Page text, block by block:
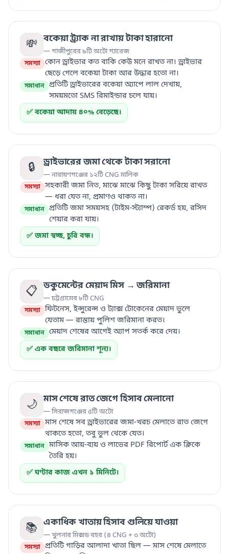
💸 বকেয়া ট্র্যাক না রাখায় টাকা হারানো
— গাজীপুরের ৯টি অটো গ্যারেজ
সমস্যা কোন ড্রাইভার কত বাকি কেউ মনে রাখত না। ড্রাইভার
ছেড়ে গেলে বকেয়া টাকা আর উদ্ধার হতো না।
সমাধান প্রতিটি ড্রাইভারের বকেয়া অ্যাপে লাল দেখায়,
সময়মতো SMS রিমাইন্ডার চলে যায়।
✅ বকেয়া আদায় ৪০% বেড়েছে।
🔒 ড্রাইভারের জমা থেকে টাকা সরানো
— নারায়ণগঞ্জের ১২টি CNG মালিক
সমস্যা সহকারী জমা নিত, মাঝে মাঝে কিছু টাকা সরিয়ে রাখত
— ধরা যেত না, প্রমাণও থাকত না।
সমাধান প্রতিটি জমা সময়সহ (টাইম-স্ট্যাম্প) রেকর্ড হয়, রসিদ
শেয়ার করা যায়।
✅ জমা স্বচ্ছ, চুরি বন্ধ।
📋 ডকুমেন্টের মেয়াদ মিস → জরিমানা
— চট্টগ্রামের ৮টি CNG
সমস্যা ফিটনেস, ইন্সুরেন্স ও ট্যাক্স টোকেনের মেয়াদ ভুলে
যেতাম — রাস্তায় পুলিশ জরিমানা করত।
সমাধান মেয়াদ শেষের আগেই অ্যাপ সতর্ক করে দেয়।
✅ এক বছরে জরিমানা শূন্য।
🌙 মাস শেষে রাত জেগে হিসাব মেলানো
— সিরাজগঞ্জের ৫টি অটো
সমস্যা মাস শেষে সব ড্রাইভারের জমা-খরচ মেলাতে রাত জেগে
থাকতে হতো, তবু ভুল থেকে যেত।
সমাধান মাসিক আয়-ব্যয় ও লাভের PDF রিপোর্ট এক ক্লিকে
তৈরি হয়।
✅ ঘণ্টার কাজ এখন ১ মিনিটে।
📚 একাধিক খাতায় হিসাব গুলিয়ে যাওয়া
— খুলনার মিক্সড বহর (৪ CNG + ৩ অটো)
সমস্যা প্রতিটি গাড়ির আলাদা খাতা ছিল — মাস শেষে মেলাতে